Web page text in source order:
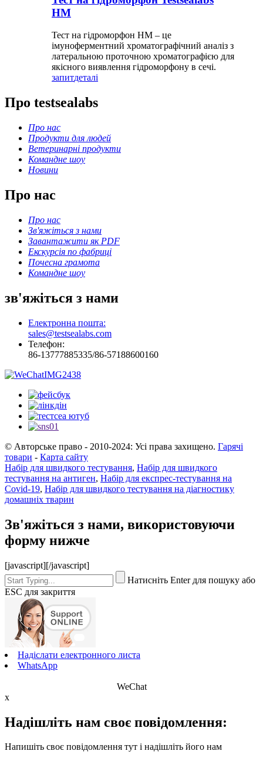
HM
Тест на гідроморфон HM – це
імуноферментний хроматографічний аналіз з
латеральною проточною хроматографією для
якісного виявлення гідроморфону в сечі.
запитдеталі
Про testsealabs
Про нас
Продукти для людей
Ветеринарні продукти
Командне шоу
Новини
Про нас
Про нас
Зв'яжіться з нами
Завантажити як PDF
Екскурсія по фабриці
Почесна грамота
Командне шоу
зв'яжіться з нами
Електронна пошта:
sales@testsealabs.com
Телефон:
86-13777885335/86-57188600160
© Авторське право - 2010-2024: Усі права захищено. Гарячі
товари - Карта сайту
Набір для швидкого тестування, Набір для швидкого
тестування на антиген, Набір для експрес-тестування на
Covid-19, Набір для швидкого тестування на діагностику
домашніх тварин
Зв'яжіться з нами, використовуючи
форму нижче
[javascript][/javascript]
Натисніть Enter для пошуку або
ESC для закриття
Надіслати електронного листа
WhatsApp
WeChat
x
Надішліть нам своє повідомлення:
Напишіть своє повідомлення тут і надішліть його нам